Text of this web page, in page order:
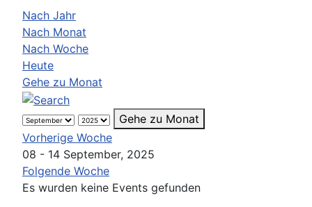
Nach Jahr
Nach Monat
Nach Woche
Heute
Gehe zu Monat
Gehe zu Monat
Vorherige Woche
08 - 14 September, 2025
Folgende Woche
Es wurden keine Events gefunden